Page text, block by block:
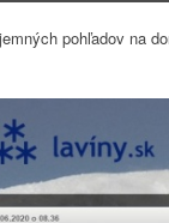
pohľadov na